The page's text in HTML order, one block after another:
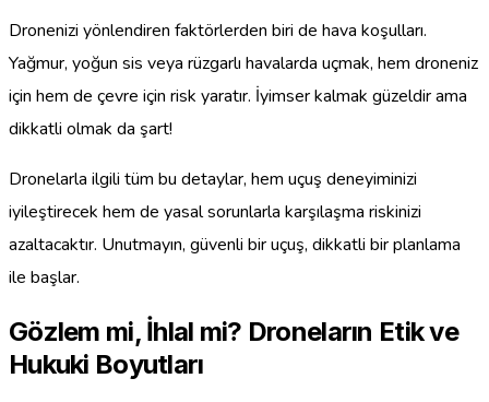
Dronenizi yönlendiren faktörlerden biri de hava koşulları.
Yağmur, yoğun sis veya rüzgarlı havalarda uçmak, hem droneniz
için hem de çevre için risk yaratır. İyimser kalmak güzeldir ama
dikkatli olmak da şart!
Dronelarla ilgili tüm bu detaylar, hem uçuş deneyiminizi
iyileştirecek hem de yasal sorunlarla karşılaşma riskinizi
azaltacaktır. Unutmayın, güvenli bir uçuş, dikkatli bir planlama
ile başlar.
Gözlem mi, İhlal mi? Droneların Etik ve
Hukuki Boyutları